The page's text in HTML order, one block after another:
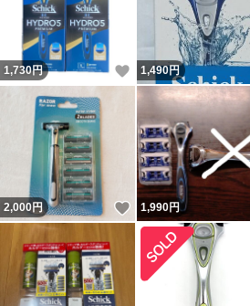
1,730円 いいね！
1,490円
2,000円 いいね！
1,990円